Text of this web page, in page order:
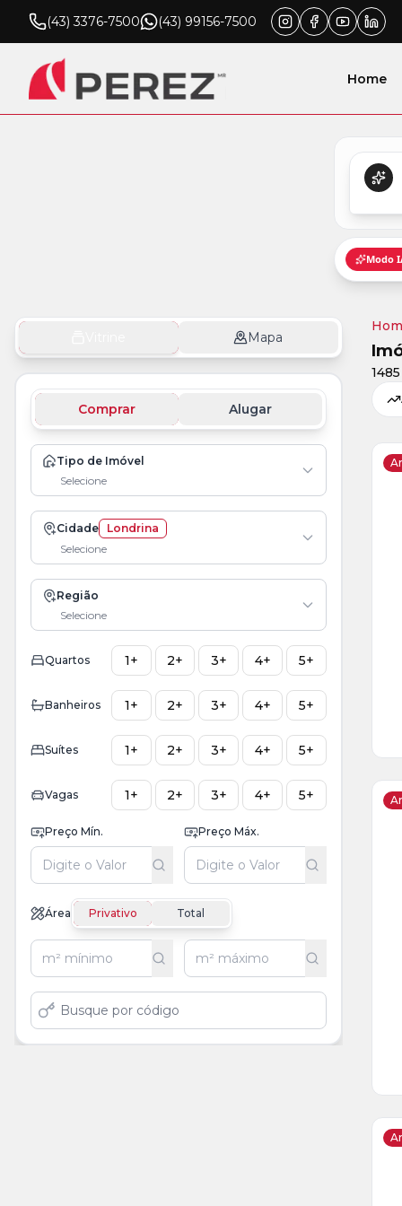
(43) 3376-7500 (43) 99156-7500
Home
Mapa
Comprar Alugar
Tipo de Imóvel
Selecione
Cidade
Londrina
Selecione
Região
Selecione
Quartos 1+ 2+ 3+ 4+ 5+
Banheiros 1+ 2+ 3+ 4+ 5+
Suítes 1+ 2+ 3+ 4+ 5+
Vagas 1+ 2+ 3+ 4+ 5+
Preço Mín. Preço Máx.
Área Privativo Total